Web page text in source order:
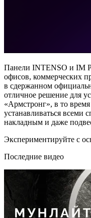
Панели INTENSO и IM
офисов, коммерческих
в сдержанном
отличное решение для
«Армстронг», в то
устанавливаться
накладным и даже
Экспериментируйте с
Последние видео